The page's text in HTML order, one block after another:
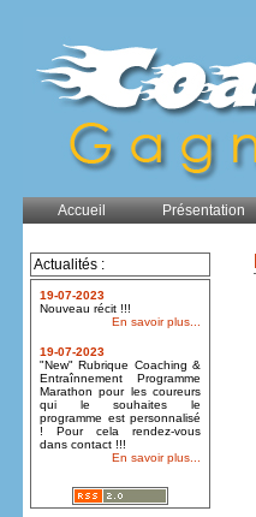
Accueil Présentation
Actualités :
19-07-2023
Nouveau récit !!!
En savoir plus...
19-07-2023
"New" Rubrique Coaching &
Entraînnement Programme
Marathon pour les coureurs
qui le souhaites le
programme est personnalisé
! Pour cela rendez-vous
dans contact !!!
En savoir plus...